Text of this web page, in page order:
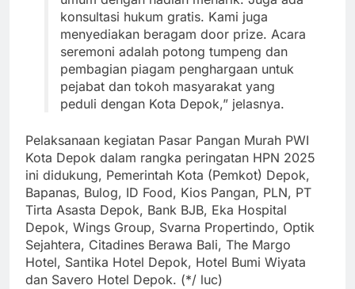
konsultasi hukum gratis. Kami juga
menyediakan beragam door prize. Acara
seremoni adalah potong tumpeng dan
pembagian piagam penghargaan untuk
pejabat dan tokoh masyarakat yang
peduli dengan Kota Depok,” jelasnya.
Pelaksanaan kegiatan Pasar Pangan Murah PWI
Kota Depok dalam rangka peringatan HPN 2025
ini didukung, Pemerintah Kota (Pemkot) Depok,
Bapanas, Bulog, ID Food, Kios Pangan, PLN, PT
Tirta Asasta Depok, Bank BJB, Eka Hospital
Depok, Wings Group, Svarna Propertindo, Optik
Sejahtera, Citadines Berawa Bali, The Margo
Hotel, Santika Hotel Depok, Hotel Bumi Wiyata
dan Savero Hotel Depok. (*/ luc)